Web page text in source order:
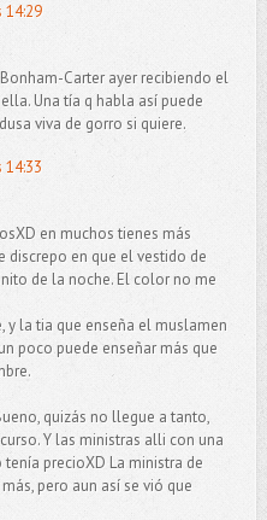
14:29
Carter ayer recibiendo el
Una tía q habla así puede
viva de gorro si quiere.
en muchos tienes más
discrepo en que el vestido de
de la noche. El color no me
y la tia que enseña el muslamen
poco puede enseñar más que
quizás no llegue a tanto,
Y las ministras alli con una
precioXD La ministra de
pero aun así se vió que